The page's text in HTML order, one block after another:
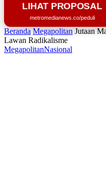
LIHAT PROPOSAL
metromedianews.co/peduli
Beranda Megapolitan Jutaan
Lawan Radikalisme
MegapolitanNasional